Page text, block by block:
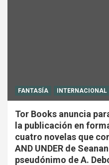
FANTASÍA INTERNACIONAL
Tor Books anuncia
la publicación en
cuatro novelas que
AND UNDER de
pseudónimo de A.